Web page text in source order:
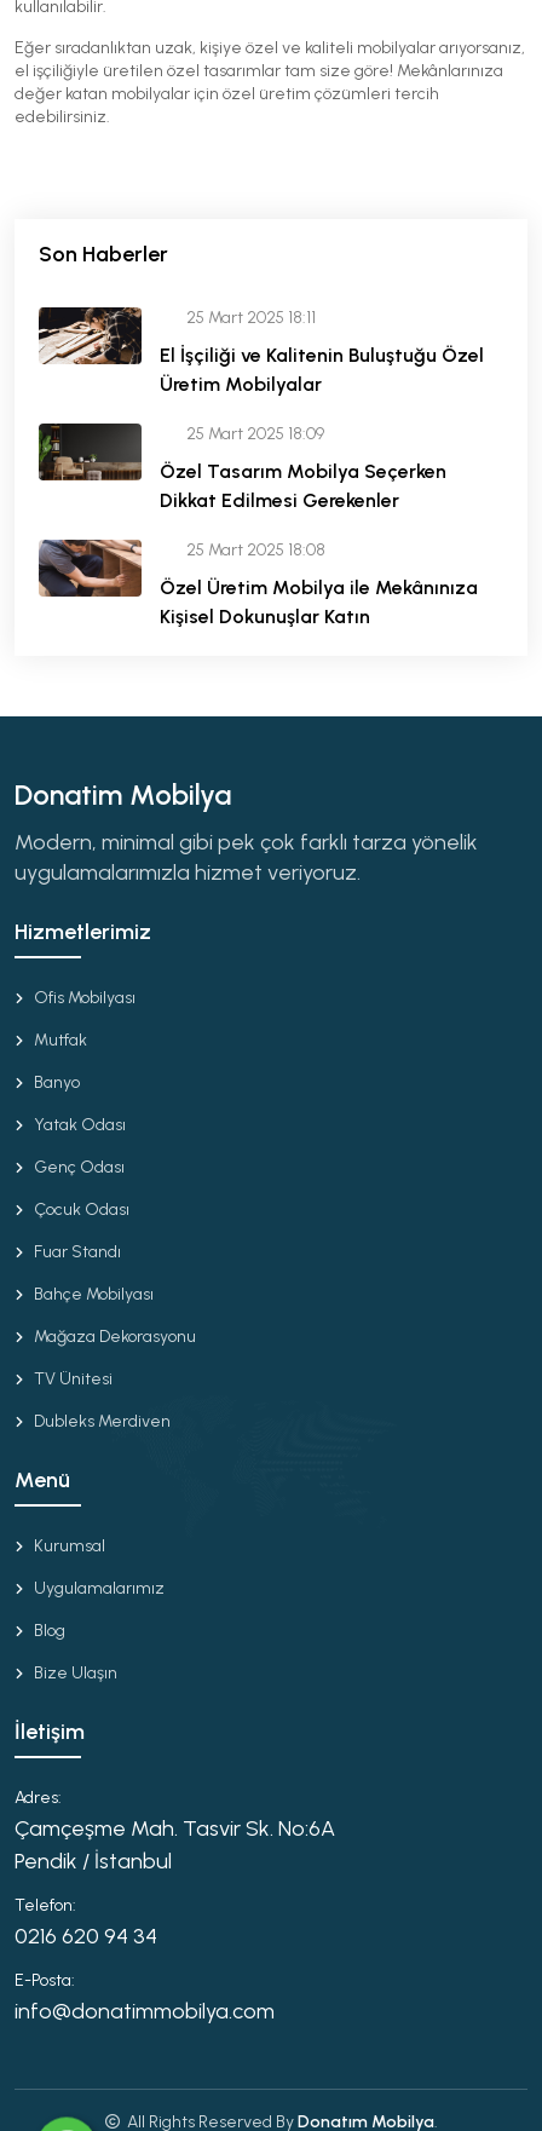
kullanılabilir.
Eğer sıradanlıktan uzak, kişiye özel ve kaliteli mobilyalar arıyorsanız,
el işçiliğiyle üretilen özel tasarımlar tam size göre! Mekânlarınıza
değer katan mobilyalar için özel üretim çözümleri tercih
edebilirsiniz.
Son Haberler
25 Mart 2025 18:11
El İşçiliği ve Kalitenin Buluştuğu Özel
Üretim Mobilyalar
25 Mart 2025 18:09
Özel Tasarım Mobilya Seçerken
Dikkat Edilmesi Gerekenler
25 Mart 2025 18:08
Özel Üretim Mobilya ile Mekânınıza
Kişisel Dokunuşlar Katın
Donatim Mobilya
Modern, minimal gibi pek çok farklı tarza yönelik
uygulamalarımızla hizmet veriyoruz.
Hizmetlerimiz
Ofis Mobilyası
Mutfak
Banyo
Yatak Odası
Genç Odası
Çocuk Odası
Fuar Standı
Bahçe Mobilyası
Mağaza Dekorasyonu
TV Ünitesi
Dubleks Merdiven
Menü
Kurumsal
Uygulamalarımız
Blog
Bize Ulaşın
İletişim
Adres:
Çamçeşme Mah. Tasvir Sk. No:6A
Pendik / İstanbul
Telefon:
0216 620 94 34
E-Posta:
info@donatimmobilya.com
All Rights Reserved ByDonatım Mobilya.